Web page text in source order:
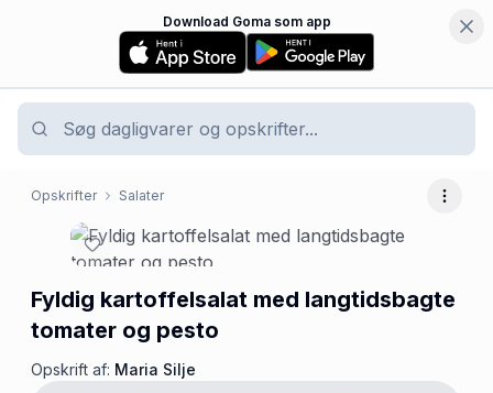
Download Goma som app
Opskrifter Salater Flere
Fyldig kartoffelsalat med langtidsbagte
tomater og pesto
Opskrift af: Maria Silje